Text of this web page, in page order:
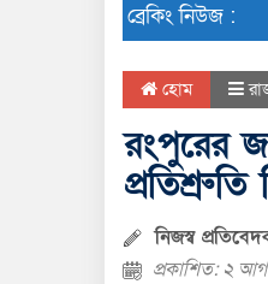
ব্রেকিং নিউজ :
হোম
রংপুরের
নিজস্ব
প্রকাশিত: ২